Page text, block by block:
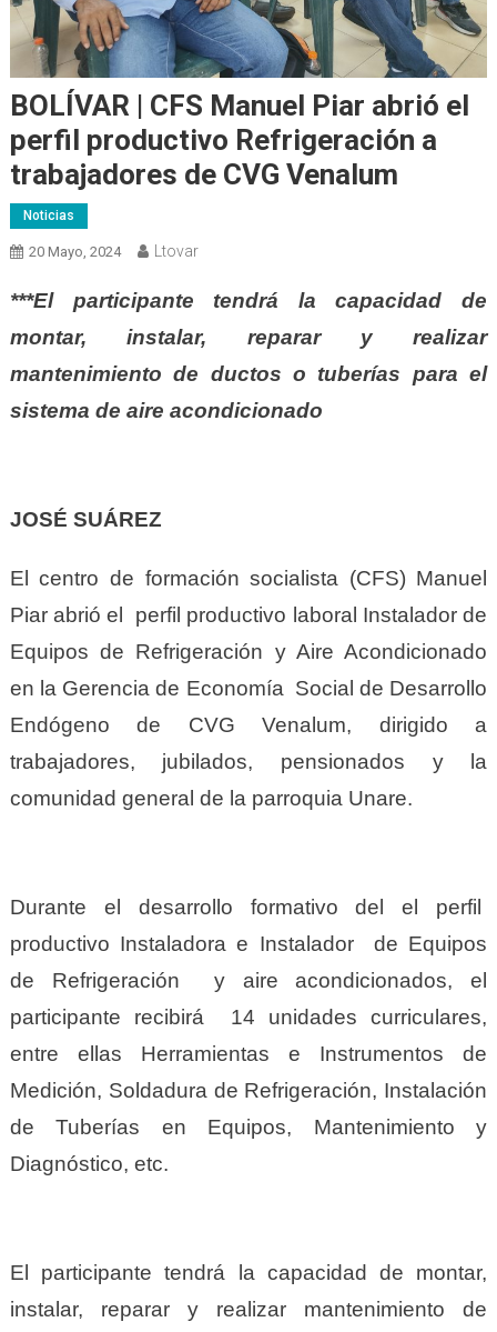
BOLÍVAR | CFS Manuel Piar abrió el
perfil productivo Refrigeración a
trabajadores de CVG Venalum
Noticias
20 Mayo, 2024 Ltovar
***El participante tendrá la capacidad de
montar, instalar, reparar y realizar
mantenimiento de ductos o tuberías para el
sistema de aire acondicionado
JOSÉ SUÁREZ
El centro de formación socialista (CFS) Manuel
Piar abrió el perfil productivo laboral Instalador de
Equipos de Refrigeración y Aire Acondicionado
en la Gerencia de Economía Social de Desarrollo
Endógeno de CVG Venalum, dirigido a
trabajadores, jubilados, pensionados y la
comunidad general de la parroquia Unare.
Durante el desarrollo formativo del el perfil
productivo Instaladora e Instalador de Equipos
de Refrigeración y aire acondicionados, el
participante recibirá 14 unidades curriculares,
entre ellas Herramientas e Instrumentos de
Medición, Soldadura de Refrigeración, Instalación
de Tuberías en Equipos, Mantenimiento y
Diagnóstico, etc.
El participante tendrá la capacidad de montar,
instalar, reparar y realizar mantenimiento de